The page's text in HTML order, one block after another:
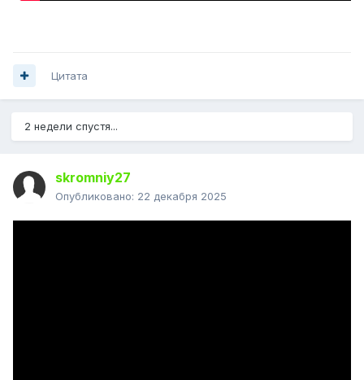
Цитата
2 недели спустя...
skromniy27
Опубликовано: 22 декабря 2025